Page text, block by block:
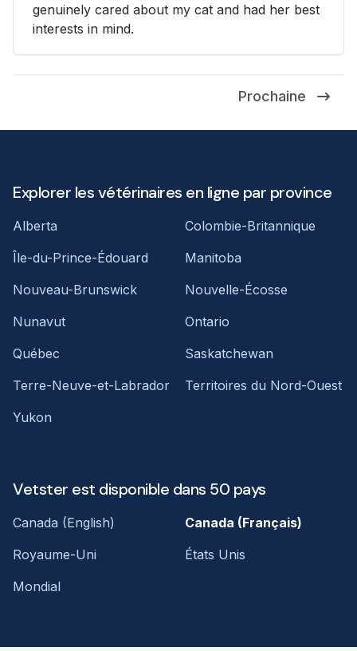
genuinely cared about my cat and had her best
interests in mind.
Prochaine
Explorer les vétérinaires en ligne par province
Alberta
Colombie-Britannique
Île-du-Prince-Édouard
Manitoba
Nouveau-Brunswick
Nouvelle-Écosse
Nunavut
Ontario
Québec
Saskatchewan
Terre-Neuve-et-Labrador
Territoires du Nord-Ouest
Yukon
Vetster est disponible dans 50 pays
Canada (English)
Canada (Français)
Royaume-Uni
États Unis
Mondial